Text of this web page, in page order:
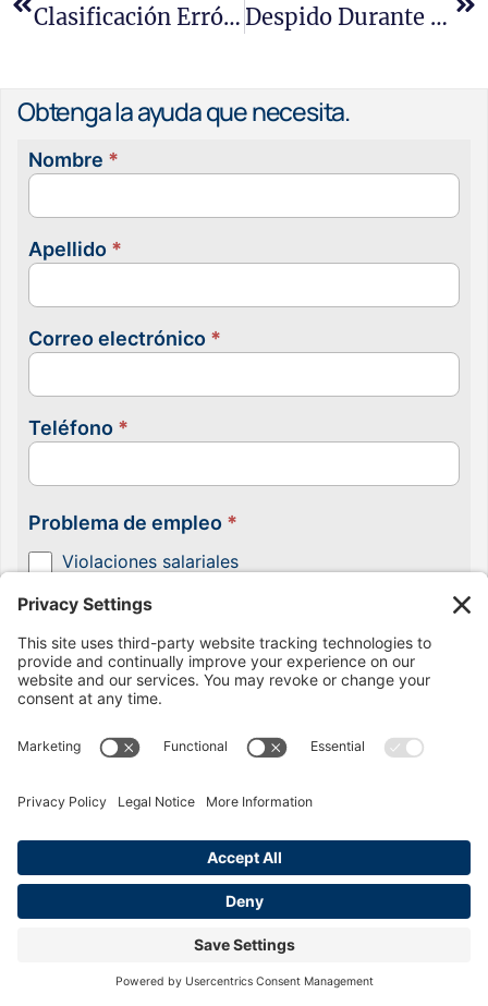
Clasificación Errónea De Empleados En California: Riesgos Ocultos Y Cómo Afecta A Los Trabajadores Despido Durante La Baja Médica: Sus Derechos En California
Obtenga la ayuda que necesita.
Contacta
nosotras
Nombre *
Apellido *
Correo electrónico *
Teléfono *
Problema de empleo *
Violaciones salariales
Violaciones de los descansos para comer y
descansar
Compensación laboral
Acoso sexual en el lugar de trabajo
Discriminación (sexo, raza, religión)
Cuéntanos sobre tu problema.